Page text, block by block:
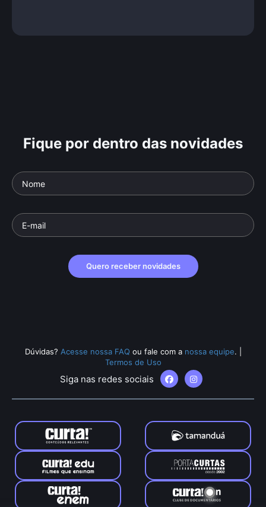
Fique por dentro das novidades
Quero receber novidades
Dúvidas? Acesse nossa FAQ ou fale com a nossa equipe.
Termos de Uso
Siga nas redes sociais